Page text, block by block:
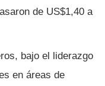
de US$1,40 a
bajo el liderazgo
en áreas de